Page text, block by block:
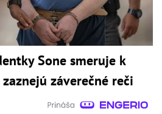
Sone smeruje k
záverečné reči